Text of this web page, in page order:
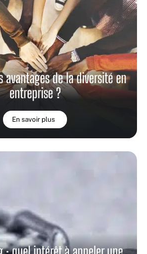
avantages de la diversité en
entreprise ?
En savoir plus